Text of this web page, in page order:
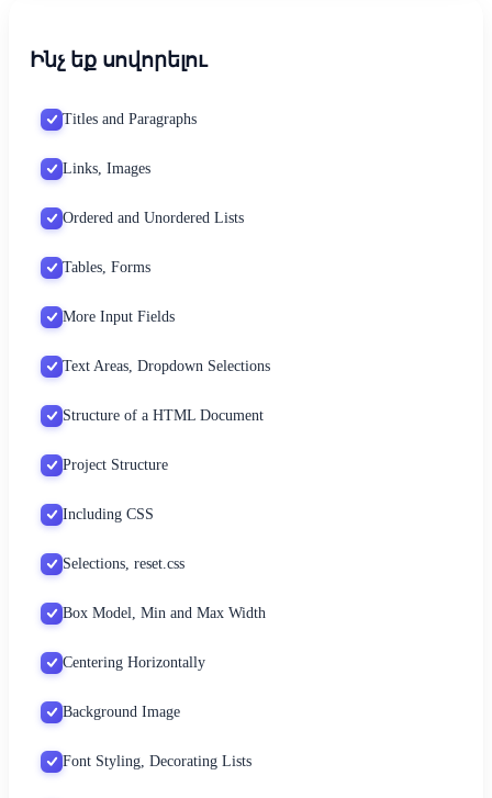
Ինչ եք սովորելու
Titles and Paragraphs
Links, Images
Ordered and Unordered Lists
Tables, Forms
More Input Fields
Text Areas, Dropdown Selections
Structure of a HTML Document
Project Structure
Including CSS
Selections, reset.css
Box Model, Min and Max Width
Centering Horizontally
Background Image
Font Styling, Decorating Lists